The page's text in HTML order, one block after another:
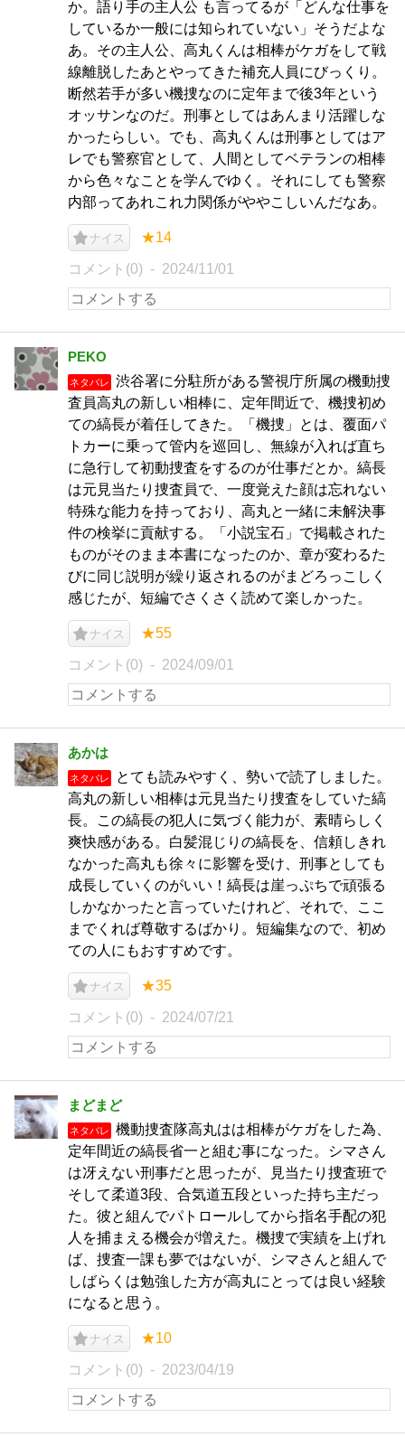
か。語り手の主人公 も言ってるが「どんな仕事を
しているか一般には知られていない」そうだよな
あ。その主人公、高丸くんは相棒がケガをして戦
線離脱したあとやってきた補充人員にびっくり。
断然若手が多い機捜なのに定年まで後3年という
オッサンなのだ。刑事としてはあんまり活躍しな
かったらしい。でも、高丸くんは刑事としてはア
レでも警察官として、人間としてベテランの相棒
から色々なことを学んでゆく。それにしても警察
内部ってあれこれ力関係がややこしいんだなあ。
ナイス ★14
コメント(0) 2024/11/01
PEKO
ネタバレ
渋谷署に分駐所がある警視庁所属の機動捜
査員高丸の新しい相棒に、定年間近で、機捜初め
ての縞長が着任してきた。「機捜」とは、覆面パ
トカーに乗って管内を巡回し、無線が入れば直ち
に急行して初動捜査をするのが仕事だとか。縞長
は元見当たり捜査員で、一度覚えた顔は忘れない
特殊な能力を持っており、高丸と一緒に未解決事
件の検挙に貢献する。「小説宝石」で掲載された
ものがそのまま本書になったのか、章が変わるた
びに同じ説明が繰り返されるのがまどろっこしく
感じたが、短編でさくさく読めて楽しかった。
ナイス ★55
コメント(0) 2024/09/01
あかは
ネタバレ
とても読みやすく、勢いで読了しました。
高丸の新しい相棒は元見当たり捜査をしていた縞
長。この縞長の犯人に気づく能力が、素晴らしく
爽快感がある。白髪混じりの縞長を、信頼しきれ
なかった高丸も徐々に影響を受け、刑事としても
成長していくのがいい！縞長は崖っぷちで頑張る
しかなかったと言っていたけれど、それで、ここ
までくれば尊敬するばかり。短編集なので、初め
ての人にもおすすめです。
ナイス ★35
コメント(0) 2024/07/21
まどまど
ネタバレ
機動捜査隊高丸はは相棒がケガをした為、
定年間近の縞長省一と組む事になった。シマさん
は冴えない刑事だと思ったが、見当たり捜査班で
そして柔道3段、合気道五段といった持ち主だっ
た。彼と組んでパトロールしてから指名手配の犯
人を捕まえる機会が増えた。機捜で実績を上げれ
ば、捜査一課も夢ではないが、シマさんと組んで
しばらくは勉強した方が高丸にとっては良い経験
になると思う。
ナイス ★10
コメント(0) 2023/04/19